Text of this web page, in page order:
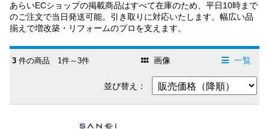
あらいECショップの掲載商品はすべて在庫のため、平日10時まで
のご注文で当日発送可能。引き取りに対応いたします。幅広い品
揃えで増改築・リフォームのプロを支えます。
3 件の商品 1件～3件 画像 一覧
並び替え：